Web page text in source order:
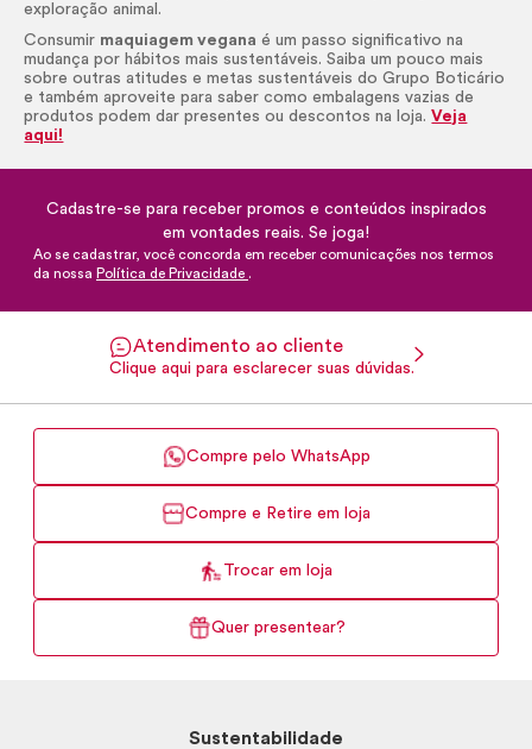
exploração animal.
Consumir maquiagem vegana é um passo significativo na
mudança por hábitos mais sustentáveis. Saiba um pouco mais
sobre outras atitudes e metas sustentáveis do Grupo Boticário
e também aproveite para saber como embalagens vazias de
produtos podem dar presentes ou descontos na loja.Veja
aqui!
Cadastre-se para receber promos e conteúdos inspirados
em vontades reais. Se joga!
Ao se cadastrar, você concorda em receber comunicações nos termos
da nossa Política de Privacidade .
Atendimento ao cliente
Clique aqui para esclarecer suas dúvidas.
Compre pelo WhatsApp
Compre e Retire em loja
Trocar em loja
Quer presentear?
Sustentabilidade